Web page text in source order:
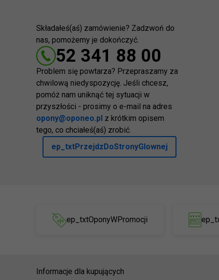
Składałeś(aś) zamówienie? Zadzwoń do
nas, pomożemy je dokończyć.
52 341 88 00
Problem się powtarza? Przepraszamy za
chwilową niedyspozycję. Jeśli chcesz,
pomóż nam uniknąć tej sytuacji w
przyszłości - prosimy o e-mail na adres
opony@oponeo.pl z krótkim opisem
tego, co chciałeś(aś) zrobić.
ep_txtPrzejdzDoStronyGlownej
ep_txtOponyWPromocji
Informacje dla kupujących